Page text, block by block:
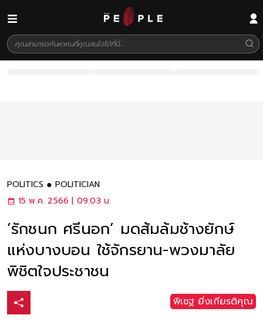
POLITICS
POLITICIAN
15 พ.ค. 2566 | 09:03 น.
‘รักชนก ศรีนอก’ มดส้มล้มช้างยักษ์
แห่งบางบอน ใช้จักรยาน-พวงมาลัย
พิชิตใจประชาชน
พิเชฐ ยิ่งเกียรติคุณ